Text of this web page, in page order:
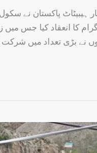
ہیبیٹاٹ پاکستان نے
کا انعقاد کیا جس میں
نے بڑی تعداد میں